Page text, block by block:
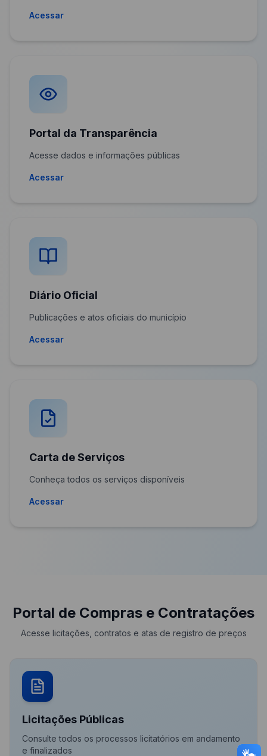
Acessar
Portal da Transparência
Acesse dados e informações públicas
Acessar
Diário Oficial
Publicações e atos oficiais do município
Acessar
Carta de Serviços
Conheça todos os serviços disponíveis
Acessar
Portal de Compras e Contratações
Acesse licitações, contratos e atas de registro de preços
Licitações Públicas
Consulte todos os processos licitatórios em andamento
e finalizados